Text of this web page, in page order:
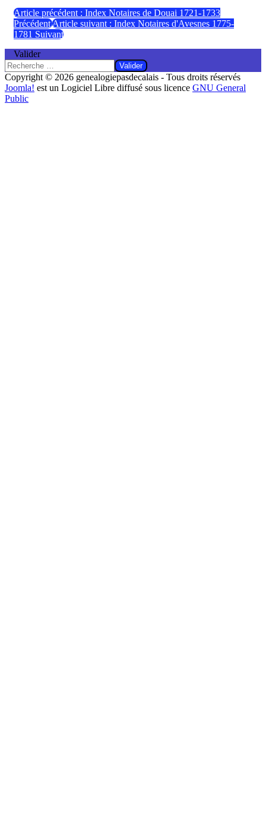
Article précédent : Index Notaires de Douai 1721-1733
PrécédentArticle suivant : Index Notaires d'Avesnes 1775-
1781 Suivant
Valider
Valider
Copyright © 2026 genealogiepasdecalais - Tous droits réservés
Joomla! est un Logiciel Libre diffusé sous licence GNU General
Public